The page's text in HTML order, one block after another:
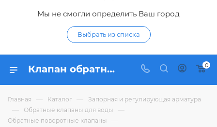
Мы не смогли определить Ваш город
Выбрать из списка
Клапан обратный двухдисковый Ду 450 Р-16 t-120оС, межфланцевый - купить по цене 48 563,31 ₽ в интернет-магазине Гидропромтехника с доставкой в Курске 0
Главная — Каталог — Запорная и регулирующая арматура
— Обратные клапаны для воды —
Обратные поворотные клапаны —